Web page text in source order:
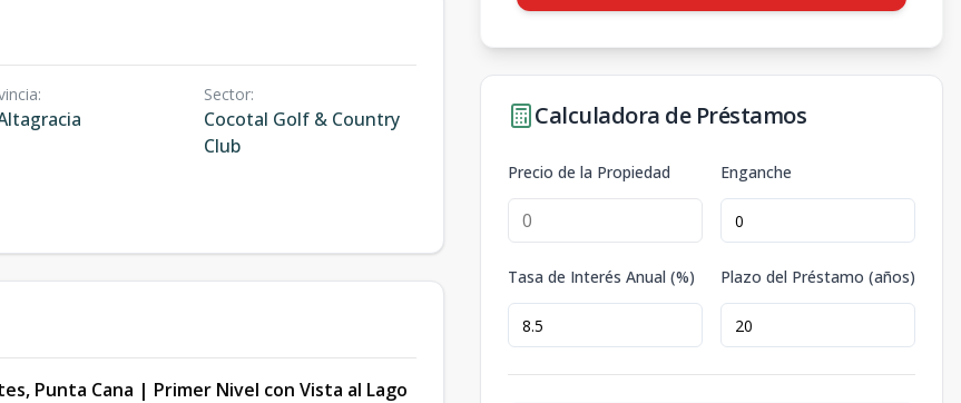
: Sector:
Cocotal Golf & Country
Club
Punta Cana | Primer Nivel con Vista al Lago
Calculadora de Préstamos
Precio de la Propiedad Enganche
Tasa de Interés Anual (%) Plazo del Préstamo (años)